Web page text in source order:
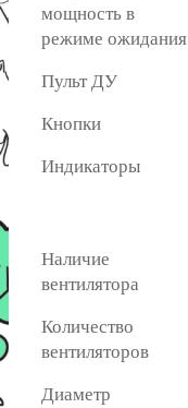
мощность в
режиме ожидания
Пульт ДУ
Кнопки
Индикаторы
Наличие
вентилятора
Количество
вентиляторов
Диаметр